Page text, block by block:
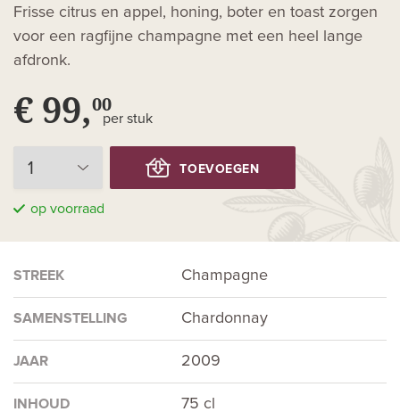
Frisse citrus en appel, honing, boter en toast zorgen
voor een ragfijne champagne met een heel lange
afdronk.
€ 99,00
per stuk
TOEVOEGEN
op voorraad
STREEK Champagne
SAMENSTELLING Chardonnay
JAAR 2009
INHOUD 75 cl